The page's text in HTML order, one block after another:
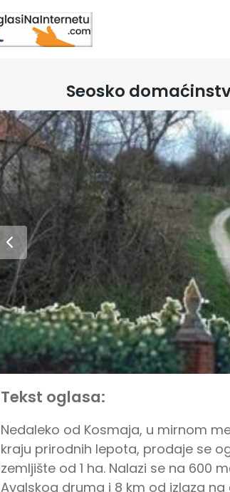
Seosko
Tekst oglasa:
Nedaleko od Kosmaja, u mirnom
kraju prirodnih lepota, prodaje se
zemljište od 1 ha. Nalazi se na 600
Avalskog druma i 8 km od izlaza